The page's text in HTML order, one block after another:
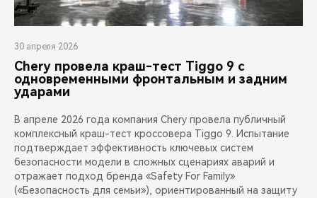
30 апреля 2026
Chery провела краш-тест Tiggo 9 с
одновременными фронтальным и задним
ударами
В апреле 2026 года компания Chery провела публичный
комплексный краш-тест кроссовера Tiggo 9. Испытание
подтверждает эффективность ключевых систем
безопасности модели в сложных сценариях аварий и
отражает подход бренда «Safety For Family»
(«Безопасность для семьи»), ориентированный на защиту